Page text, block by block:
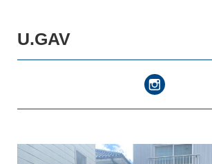
キッチンカー
登録ご希望の方はこちら
登録ご希望の方はこちら
U.GAV